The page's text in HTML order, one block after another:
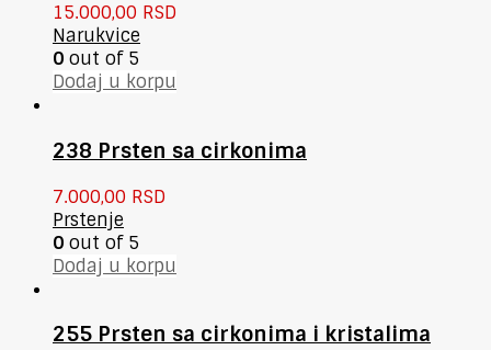
15.000,00 RSD
Narukvice
0 out of 5
Dodaj u korpu
238 Prsten sa cirkonima
7.000,00 RSD
Prstenje
0 out of 5
Dodaj u korpu
255 Prsten sa cirkonima i kristalima